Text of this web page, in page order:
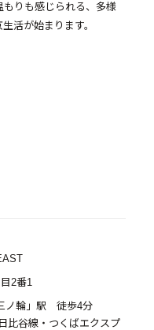
りも感じられる、多様
活が始まります。
2番1
ノ輪」駅 徒歩4分
比谷線・つくばエクスプ